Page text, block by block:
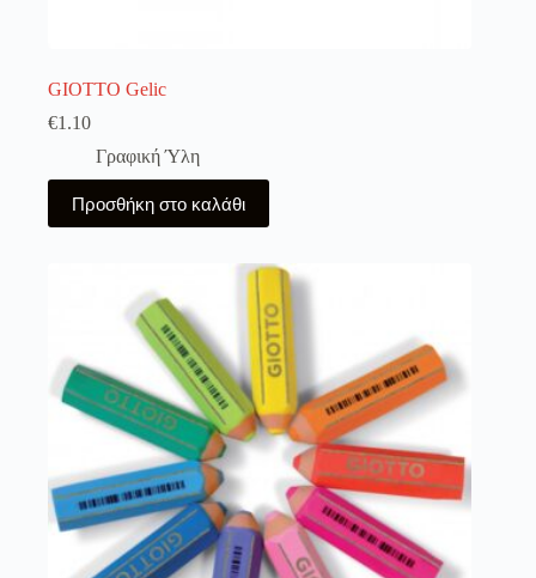
GIOTTO Gelic
€1.10
Γραφική Ύλη
Προσθήκη στο καλάθι